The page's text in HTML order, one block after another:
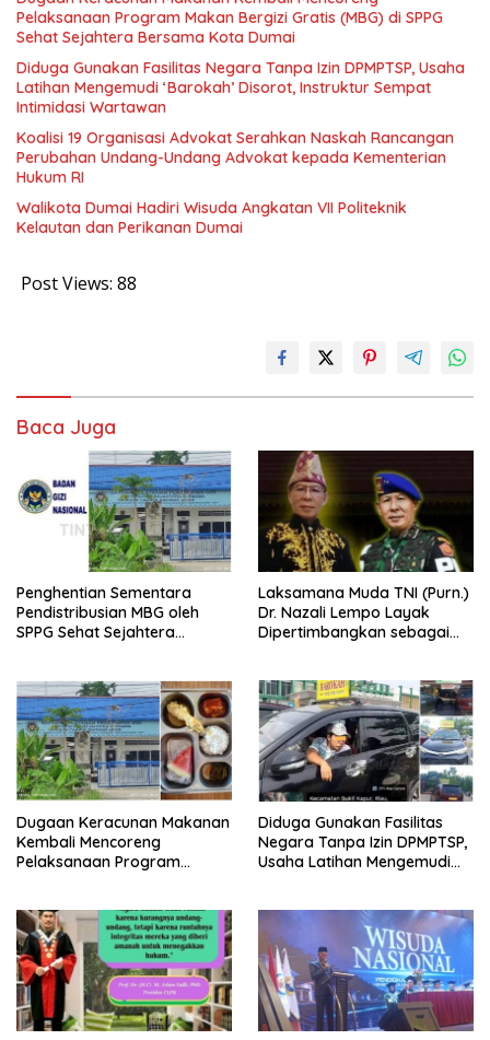
Pelaksanaan Program Makan Bergizi Gratis (MBG) di SPPG
Sehat Sejahtera Bersama Kota Dumai
Diduga Gunakan Fasilitas Negara Tanpa Izin DPMPTSP, Usaha
Latihan Mengemudi ‘Barokah’ Disorot, Instruktur Sempat
Intimidasi Wartawan
Koalisi 19 Organisasi Advokat Serahkan Naskah Rancangan
Perubahan Undang-Undang Advokat kepada Kementerian
Hukum RI
Walikota Dumai Hadiri Wisuda Angkatan VII Politeknik
Kelautan dan Perikanan Dumai
Post Views: 88
Baca Juga
Penghentian Sementara
Pendistribusian MBG oleh
SPPG Sehat Sejahtera
Laksamana Muda TNI (Purn.)
Dr. Nazali Lempo Layak
Dipertimbangkan sebagai
Berkompromi terhadap
Penegakan Hukum
Dugaan Keracunan Makanan
Kembali Mencoreng
Pelaksanaan Program
Bersama Kota Dumai
Diduga Gunakan Fasilitas
Negara Tanpa Izin DPMPTSP,
Usaha Latihan Mengemudi